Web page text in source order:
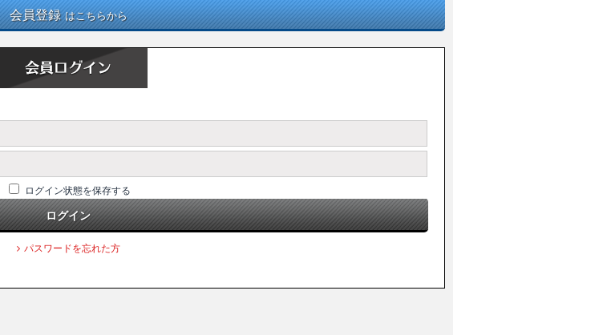
会員登録 はこちらから
ログイン状態を保存する
ログイン
パスワードを忘れた方